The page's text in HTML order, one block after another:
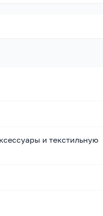
и текстильную